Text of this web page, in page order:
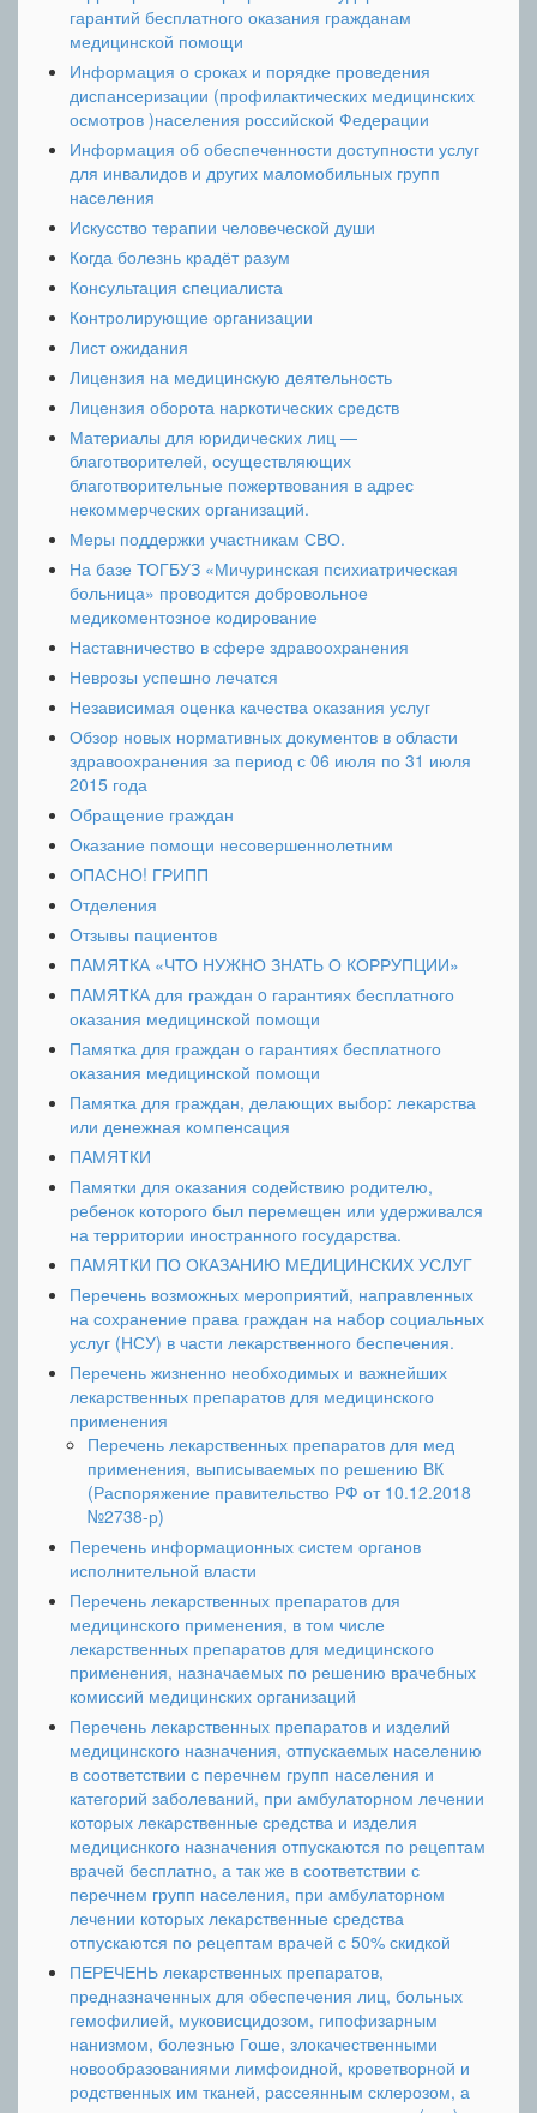
гарантий бесплатного оказания гражданам
медицинской помощи
Информация о сроках и порядке проведения
диспансеризации (профилактических медицинских
осмотров )населения российской Федерации
Информация об обеспеченности доступности услуг
для инвалидов и других маломобильных групп
населения
Искусство терапии человеческой души
Когда болезнь крадёт разум
Консультация специалиста
Контролирующие организации
Лист ожидания
Лицензия на медицинскую деятельность
Лицензия оборота наркотических средств
Материалы для юридических лиц —
благотворителей, осуществляющих
благотворительные пожертвования в адрес
некоммерческих организаций.
Меры поддержки участникам СВО.
На базе ТОГБУЗ «Мичуринская психиатрическая
больница» проводится добровольное
медикоментозное кодирование
Наставничество в сфере здравоохранения
Неврозы успешно лечатся
Независимая оценка качества оказания услуг
Обзор новых нормативных документов в области
здравоохранения за период с 06 июля по 31 июля
2015 года
Обращение граждан
Оказание помощи несовершеннолетним
ОПАСНО! ГРИПП
Отделения
Отзывы пациентов
ПАМЯТКА «ЧТО НУЖНО ЗНАТЬ О КОРРУПЦИИ»
ПАМЯТКА для граждан o гарантиях бесплатного
оказания медицинской помощи
Памятка для граждан о гарантиях бесплатного
оказания медицинской помощи
Памятка для граждан, делающих выбор: лекарства
или денежная компенсация
ПАМЯТКИ
Памятки для оказания содействию родителю,
ребенок которого был перемещен или удерживался
на территории иностранного государства.
ПАМЯТКИ ПО ОКАЗАНИЮ МЕДИЦИНСКИХ УСЛУГ
Перечень возможных мероприятий, направленных
на сохранение права граждан на набор социальных
услуг (НСУ) в части лекарственного беспечения.
Перечень жизненно необходимых и важнейших
лекарственных препаратов для медицинского
применения
Перечень лекарственных препаратов для мед
применения, выписываемых по решению ВК
(Распоряжение правительство РФ от 10.12.2018
№2738-р)
Перечень информационных систем органов
исполнительной власти
Перечень лекарственных препаратов для
медицинского применения, в том числе
лекарственных препаратов для медицинского
применения, назначаемых по решению врачебных
комиссий медицинских организаций
Перечень лекарственных препаратов и изделий
медицинского назначения, отпускаемых населению
в соответствии с перечнем групп населения и
категорий заболеваний, при амбулаторном лечении
которых лекарственные средства и изделия
медициснкого назначения отпускаются по рецептам
врачей бесплатно, а так же в соответствии с
перечнем групп населения, при амбулаторном
лечении которых лекарственные средства
отпускаются по рецептам врачей с 50% скидкой
ПЕРЕЧЕНЬ лекарственных препаратов,
предназначенных для обеспечения лиц, больных
гемофилией, муковисцидозом, гипофизарным
нанизмом, болезнью Гоше, злокачественными
новообразованиями лимфоидной, кроветворной и
родственных им тканей, рассеянным склерозом, а